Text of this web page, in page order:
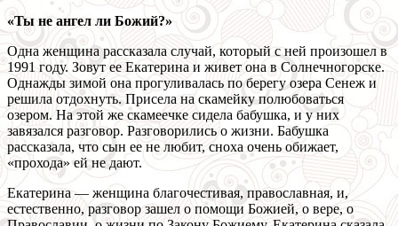
«Ты не ангел ли Божий?»
Одна женщина рассказала случай, который с ней произошел в
1991 году. Зовут ее Екатерина и живет она в Солнечногорске.
Однажды зимой она прогуливалась по берегу озера Сенеж и
решила отдохнуть. Присела на скамейку полюбоваться
озером. На этой же скамеечке сидела бабушка, и у них
завязался разговор. Разговорились о жизни. Бабушка
рассказала, что сын ее не любит, сноха очень обижает,
«прохода» ей не дают.
Екатерина — женщина благочестивая, православная, и,
естественно, разговор зашел о помощи Божией, о вере, о